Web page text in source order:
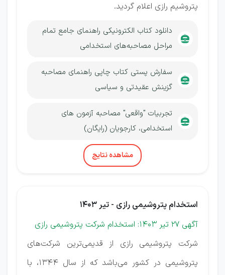
پتروشیم رازی اعلام گردید.
دانلود کتاب الکترونیکی راهنمای جامع تمام
مراحل مصاحبه‌های استخدامی
سفارش پستی کتاب چاپی راهنمای مصاحبه
گزینش عقیدتی و سیاسی
تجربیات "واقعی" مصاحبه آزمون های
استخدامی، کارجویان (رایگان)
مشاهده نتایج
استخدام پتروشیمی رازی - تیر 1403
آگهی 27 تیر 1403: استخدام شرکت پتروشیمی رازی
شرکت پتروشیمی رازی از قدیمی‌ترین شرکت‌های
پتروشیمی در کشور می‌باشد که از سال 1344، با